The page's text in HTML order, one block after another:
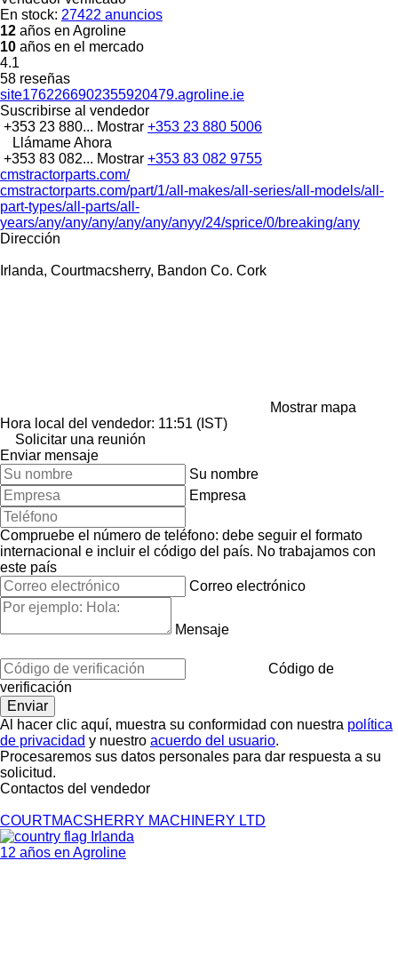
En stock: 27422 anuncios
12 años en Agroline
10 años en el mercado
4.1
58 reseñas
site1762266902355920479.agroline.ie
Suscribirse al vendedor
+353 23 880... Mostrar +353 23 880 5006
Llámame Ahora
+353 83 082... Mostrar +353 83 082 9755
cmstractorparts.com/
cmstractorparts.com/part/1/all-makes/all-series/all-models/all-
part-types/all-parts/all-
years/any/any/any/any/any/anyy/24/sprice/0/breaking/any
Dirección
Irlanda, Courtmacsherry, Bandon Co. Cork
Mostrar mapa
Hora local del vendedor: 11:51 (IST)
Solicitar una reunión
Enviar mensaje
Su nombre
Empresa
Compruebe el número de teléfono: debe seguir el formato
internacional e incluir el código del país. No trabajamos con
este país
Correo electrónico
Mensaje
Código de
verificación
Al hacer clic aquí, muestra su conformidad con nuestra política
de privacidad y nuestro acuerdo del usuario.
Procesaremos sus datos personales para dar respuesta a su
solicitud.
Contactos del vendedor
COURTMACSHERRY MACHINERY LTD
Irlanda
12 años en Agroline